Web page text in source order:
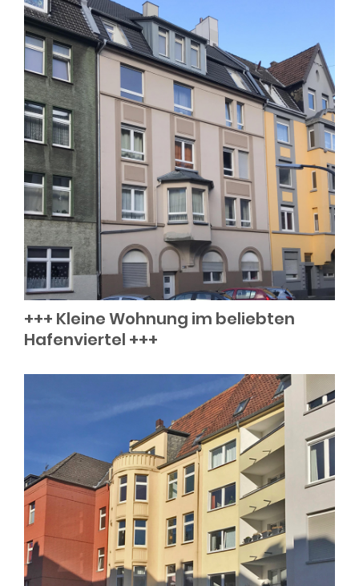
+++ Kleine Wohnung im beliebten
Hafenviertel +++